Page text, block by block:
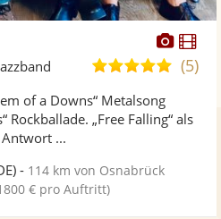
5,0(5)
of a Downs“ Metalsong
Rockballade. „Free Falling“ als
...
- 114 km von Osnabrück
€ pro Auftritt)